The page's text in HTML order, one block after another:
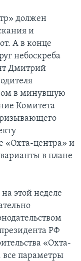
должен
и
А в конце
небоскреба
Дмитрий
в минувшую
Комитета
«Охта-центра» и
в плане
этой неделе
РФ
«Охта-
все параметры